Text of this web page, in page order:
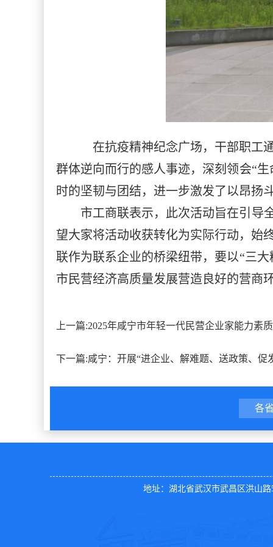
在抗疫精神纪念广场，干部职工
群体逆向而行的感人事迹，深刻领会“
时的坚韧与团结，进一步激发了以昂扬
市工商联表示，此次活动旨在引导
望大家将活动收获转化为实际行动，始
联作为联系企业的桥梁纽带，要以“三
市民营经济高质量发展营造良好的营商
上一篇:2025年咸宁市年轻一代民营企业家能力素
下一篇:咸宁：开展“进企业、解难题、送政策、促
各
地址：湖北省武汉市武昌区洪山